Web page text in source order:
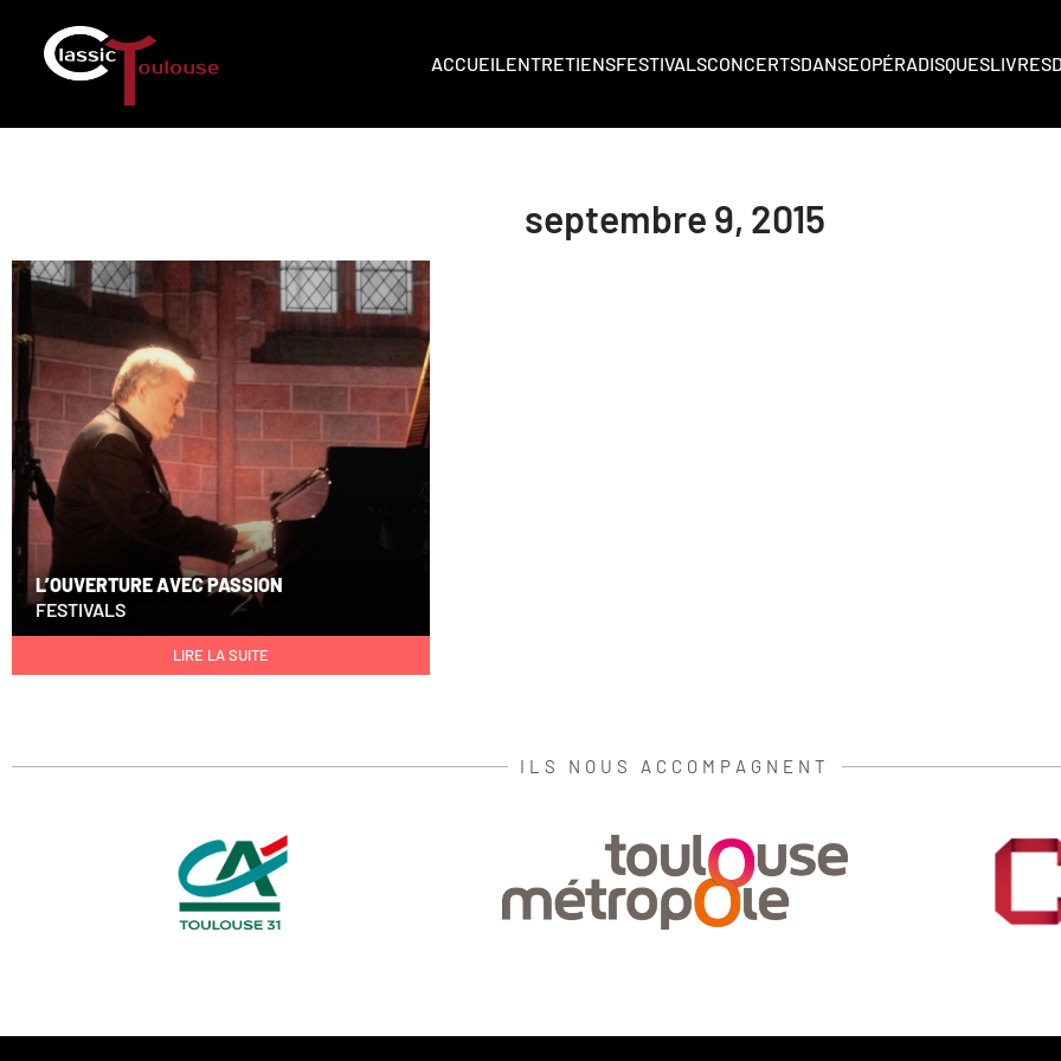
ACCUEILENTRETIENSFESTIVALSCONCERTSDANSEOPÉRADISQUESLIVRES
septembre 9, 2015
L’OUVERTURE AVEC PASSION
FESTIVALS
LIRE LA SUITE
ILS NOUS ACCOMPAGNENT